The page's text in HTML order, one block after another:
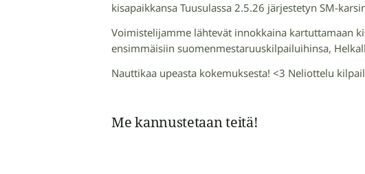
kisapaikkansa Tuusulassa 2.5.26 järjestetyn SM-
Voimistelijamme lähtevät innokkaina kartuttamaan
ensimmäisiin suomenmestaruuskilpailuihinsa,
Nauttikaa upeasta kokemuksesta! <3 Neliottelu
Me kannustetaan teitä!